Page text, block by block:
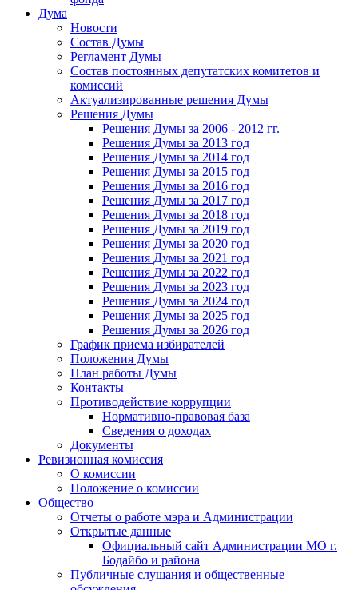
Дума
Новости
Состав Думы
Регламент Думы
Состав постоянных депутатских комитетов и
комиссий
Актуализированные решения Думы
Решения Думы
Решения Думы за 2006 - 2012 гг.
Решения Думы за 2013 год
Решения Думы за 2014 год
Решения Думы за 2015 год
Решения Думы за 2016 год
Решения Думы за 2017 год
Решения Думы за 2018 год
Решения Думы за 2019 год
Решения Думы за 2020 год
Решения Думы за 2021 год
Решения Думы за 2022 год
Решения Думы за 2023 год
Решения Думы за 2024 год
Решения Думы за 2025 год
Решения Думы за 2026 год
График приема избирателей
Положения Думы
План работы Думы
Контакты
Противодействие коррупции
Нормативно-правовая база
Сведения о доходах
Документы
Ревизионная комиссия
О комиссии
Положение о комиссии
Общество
Отчеты о работе мэра и Администрации
Открытые данные
Официальный сайт Администрации МО г.
Бодайбо и района
Публичные слушания и общественные